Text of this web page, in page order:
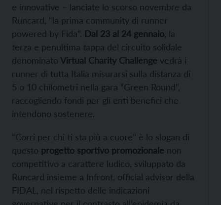
e innovative – lanciate lo scorso novembre da
Runcard, “la prima community di runner
powered by Fida”. Dal 23 al 24 gennaio , la
terza e penultima tappa del circuito solidale
denominato Virtual Charity Challenge vedrà i
runner di tutta Italia misurarsi sulla distanza di
5 o 10 chilometri nella gara “Green Round”,
raccogliendo fondi per gli enti benefici che
intendono sostenere.
“Corri per chi ti sta più a cuore” è lo slogan di
questo progetto sportivo promozionale non
competitivo a carattere ludico, sviluppato da
Runcard insieme a Infront, official advisor della
FIDAL, nel rispetto delle indicazioni